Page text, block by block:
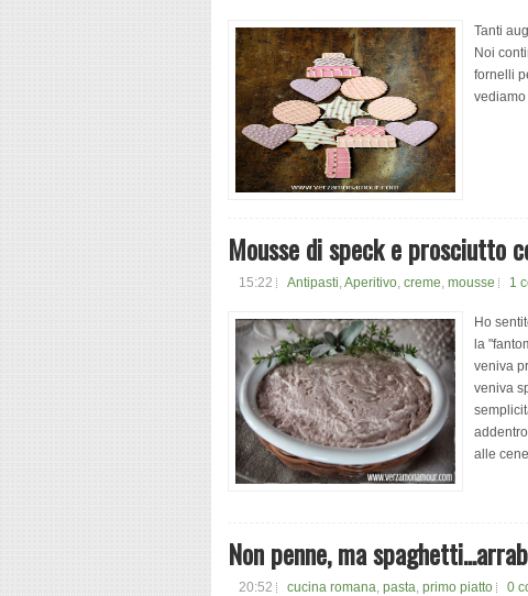
Tanti
Noi
fornelli
vediamo
Mousse di speck e prosciutto
15:22 Antipasti,Aperitivo, creme, mousse 1
Ho
la
veniva
veniva
alle
Non penne, ma
20:52 cucina romana, pasta, primo piatto 0